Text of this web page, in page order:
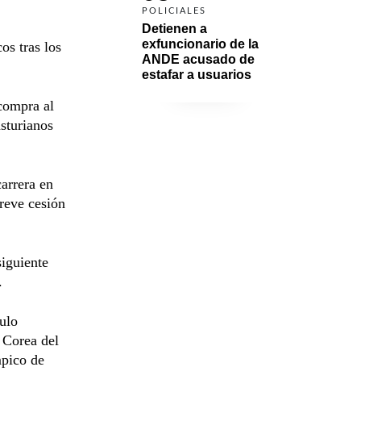
POLICIALES
Detienen a
exfuncionario de la
ANDE acusado de
estafar a usuarios
tras los
al
en
cesión
del
de